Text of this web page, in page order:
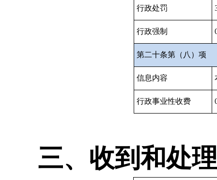
行政处罚
行政强制
第二十条第（八）项
信息内容
行政事业性收费
三、收到和处